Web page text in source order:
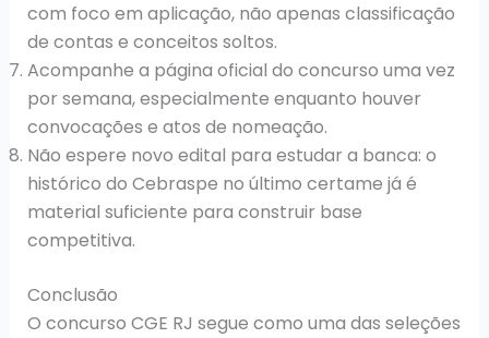
com foco em aplicação, não apenas classificação
de contas e conceitos soltos.
Acompanhe a página oficial do concurso uma vez
por semana, especialmente enquanto houver
convocações e atos de nomeação.
Não espere novo edital para estudar a banca: o
histórico do Cebraspe no último certame já é
material suficiente para construir base
competitiva.
Conclusão
O concurso CGE RJ segue como uma das seleções